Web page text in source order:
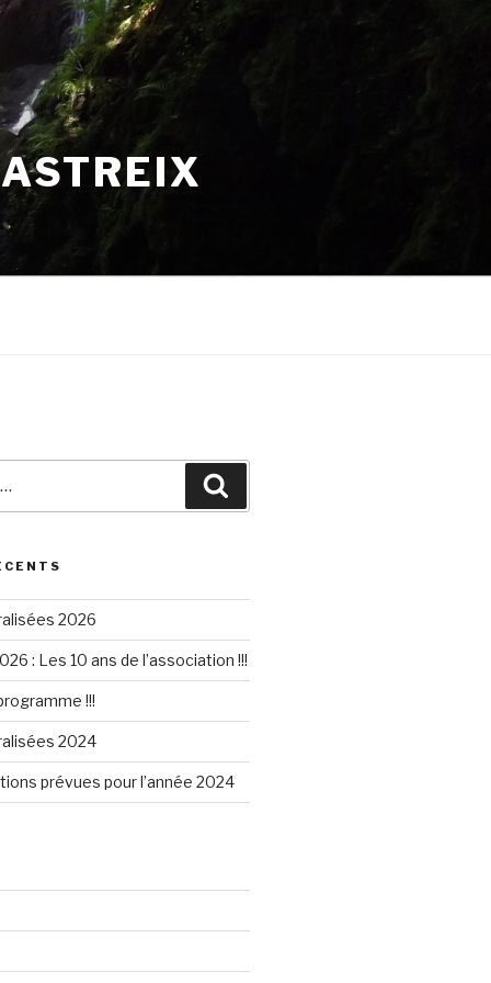
2026
: Les 10 ans de l’association !!!
!!!
2024
prévues pour l’année 2024